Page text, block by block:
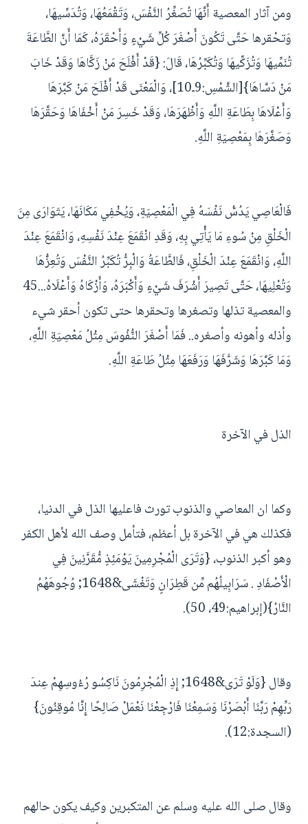
ومن آثار المعصية أَنَّهَا تُصَغِّرُ النَّفْسَ، وَتَقْمَعُهَا، وَتُدَسِّيهَا،
وَتحْقرها حَتَّى تَكُونَ أَصْغَرَ كُلِّ شَيْءٍ وَأَحْقَرَهُ، كَمَا أَنَّ الطَّاعَةَ
تُنَمِّيهَا وَتُزَكِّيهَا وَتُكَبِّرُهَا، قَالَ: {قَدْ أَفْلَحَ مَنْ زَكَّاهَا وَقَدْ خَابَ
مَنْ دَسَّاهَا}[الشَّمْسِ:9ـ10]، وَالْمَعْنَى قَدْ أَفْلَحَ مَنْ كَبَّرَهَا
وَأَعْلَاهَا بِطَاعَةِ اللَّهِ وَأَظْهَرَهَا، وَقَدْ خَسِرَ مَنْ أَخْفَاهَا وَحَقَّرَهَا
وَصَغَّرَهَا بِمَعْصِيَةِ اللَّهِ.
فَالْعَاصِي يَدُسُّ نَفْسَهُ فِي الْمَعْصِيَةِ، وَيُخْفِي مَكَانَهَا، يَتَوَارَى مِنَ
الْخَلْقِ مِنْ سُوءِ مَا يَأْتِي بِهِ، وَقَدِ انْقَمَعَ عِنْدَ نَفْسِهِ، وَانْقَمَعَ عِنْدَ
اللَّهِ، وَانْقَمَعَ عِنْدَ الْخَلْقِ، فَالطَّاعَةُ وَالْبِرُّ تُكَبِّرُ النَّفْسَ وَتُعِزُّهَا
وَتُعْلِيهَا، حَتَّى تَصِيرَ أَشْرَفَ شَيْءٍ وَأَكْبَرَهُ، وَأَزْكَاهُ وَأَعْلَاهُ...45
والمعصية تذلها وتصغرها وتحقرها حتى تكون أحقر شيء
وأذله وأهونه وأصغره.. فَمَا أَصْغَرَ النُّفُوسَ مِثْلُ مَعْصِيَةِ اللَّهِ،
وَمَا كَبَّرَهَا وَشَرَّفَهَا وَرَفَعَهَا مِثْلُ طَاعَةِ اللَّهِ.
الذل في الآخرة
وكما ان المعاصي والذنوب تورث فاعليها الذل في الدنيا،
فكذلك هي في الآخرة بل أعظم، فتأمل وصف الله لأهل الكفر
وهو أكبر الذنوب، {وَتَرَى الْمُجْرِمِينَ يَوْمَئِذٍ مُّقَرَّنِينَ فِي
الْأَصْفَادِ . سَرَابِيلُهُم مِّن قَطِرَانٍ وَتَغْشَى&1648; وُجُوهَهُمُ
النَّارُ}(إبراهيم:49، 50).
وقال {وَلَوْ تَرَى&1648; إِذِ الْمُجْرِمُونَ نَاكِسُو رُءُوسِهِمْ عِندَ
رَبِّهِمْ رَبَّنَا أَبْصَرْنَا وَسَمِعْنَا فَارْجِعْنَا نَعْمَلْ صَالِحًا إِنَّا مُوقِنُونَ}
(السجدة:12).
وقال صلى الله عليه وسلم عن المتكبرين وكيف يكون حالهم